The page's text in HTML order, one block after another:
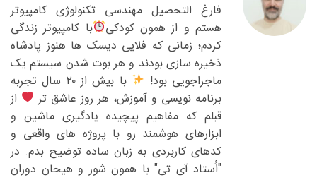
فارغ التحصیل مهندسی تکنولوژی کامپیوتر
هستم و از همون کودکی
با کامپیوتر زندگی
کردم؛ زمانی که فلاپی دیسک ها هنوز پادشاه
ذخیره سازی بودند و هر بوت شدن سیستم یک
ماجراجویی بود!
با بیش از ۲۰ سال تجربه
برنامه نویسی و آموزش، هر روز عاشق تر
از
قبلم که مفاهیم پیچیده یادگیری ماشین و
ابزارهای هوشمند رو با پروژه های واقعی و
کدهای کاربردی به زبان ساده توضیح بدم. در
"اُستاد آی تی" با همون شور و هیجان دوران